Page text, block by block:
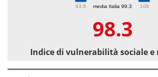
media Italia 99.3
93.6 109
98.3
Indice di vulnerabilità sociale e